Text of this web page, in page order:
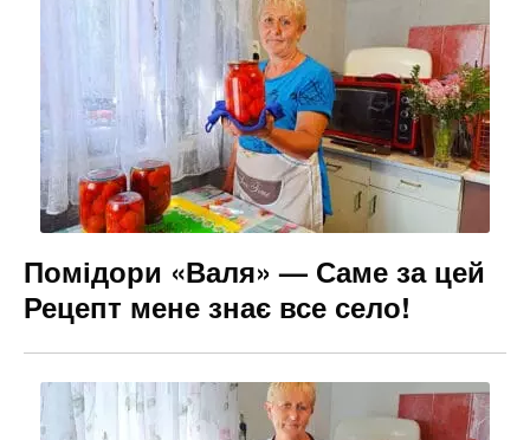
Помідори «Валя» — Саме за цей
Рецепт мене знає все село!